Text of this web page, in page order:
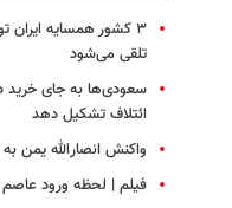
۳ کشور همسایه
تلقی می‌شود
سعودی‌ها به جای خرید
ائتلاف تشکیل دهد
واکنش انصارالله یمن
فیلم | لحظه ورود